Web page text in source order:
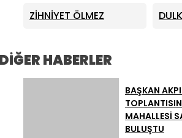
Ortaokulu Şehitlerinin
Aileleriyle Bir Araya
ZİHNİYET ÖLMEZ
HABERLER
BAŞKAN
MAHALLESİ
BULUŞTU